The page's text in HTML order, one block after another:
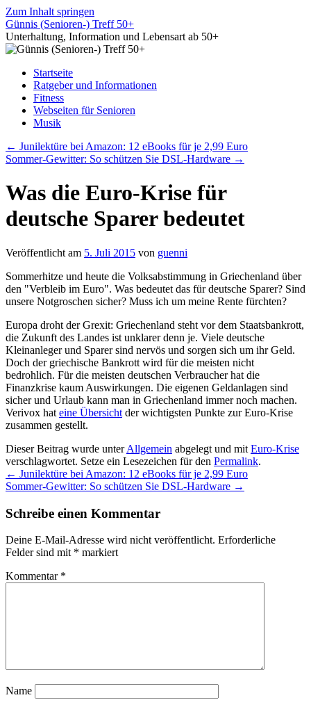
Zum Inhalt springen
Günnis (Senioren-) Treff 50+
Unterhaltung, Information und Lebensart ab 50+
Startseite
Ratgeber und Informationen
Fitness
Webseiten für Senioren
Musik
← Junilektüre bei Amazon: 12 eBooks für je 2,99 Euro
Sommer-Gewitter: So schützen Sie DSL-Hardware →
Was die Euro-Krise für
deutsche Sparer bedeutet
Veröffentlicht am 5. Juli 2015 von guenni
Sommerhitze und heute die Volksabstimmung in Griechenland über
den "Verbleib im Euro". Was bedeutet das für deutsche Sparer? Sind
unsere Notgroschen sicher? Muss ich um meine Rente fürchten?
Europa droht der Grexit: Griechenland steht vor dem Staatsbankrott,
die Zukunft des Landes ist unklarer denn je. Viele deutsche
Kleinanleger und Sparer sind nervös und sorgen sich um ihr Geld.
Doch der griechische Bankrott wird für die meisten nicht
bedrohlich. Für die meisten deutschen Verbraucher hat die
Finanzkrise kaum Auswirkungen. Die eigenen Geldanlagen sind
sicher und Urlaub kann man in Griechenland immer noch machen.
Verivox hat eine Übersicht der wichtigsten Punkte zur Euro-Krise
zusammen gestellt.
Dieser Beitrag wurde unterAllgemein abgelegt und mit Euro-Krise
verschlagwortet. Setze ein Lesezeichen für den Permalink.
← Junilektüre bei Amazon: 12 eBooks für je 2,99 Euro
Sommer-Gewitter: So schützen Sie DSL-Hardware →
Schreibe einen Kommentar
Deine E-Mail-Adresse wird nicht veröffentlicht. Erforderliche
Felder sind mit * markiert
Kommentar *
Name